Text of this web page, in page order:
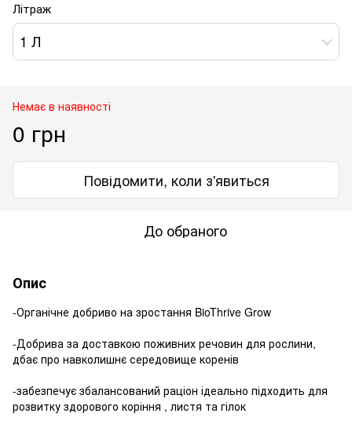
Літраж
1 Л
Немає в наявності
0 грн
Повідомити, коли з'явиться
До обраного
Опис
-Органічне добриво на зростання BioThrive Grow
-Добрива за доставкою поживних речовин для рослини,
дбає про навколишнє середовище коренів
-забезпечує збалансований раціон ідеально підходить для
розвитку здорового коріння , листя та гілок